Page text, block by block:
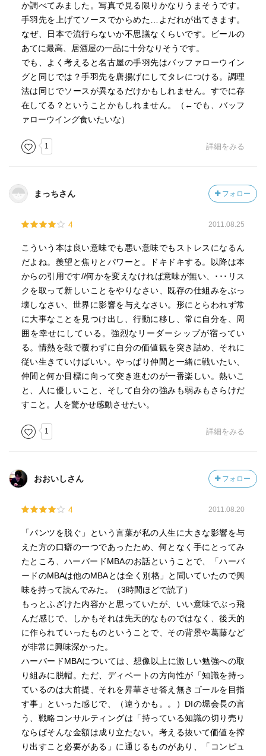
か調べてみました。写真で見る限りかなりうまそうです。
手羽先を上げてソースでからめた…よだれが出てきます。
なぜ、日本で流行らないか不思議なくらいです。ビールの
あてに最高、居酒屋の一品に十分なりそうです。
でも、よく考えると名古屋の手羽先はバッファローウイン
グと同じでは？手羽先を唐揚げにしてタレにつける。調理
法は同じでソースが異なるだけかもしれません。すでに存
在してる？ということかもしれません。（←でも、バッフ
ァローウイング食いたいな）
1 詳細をみる
まっちさん フォロー
4 2011.08.25
こういう本は良い意味でも悪い意味でもストレスになるん
だよね。羨望と焦りとパワーと。ドキドキする。以降は本
からの引用です//何かを変えなければ意味が無い、･･･リス
クを取って新しいことをやりなさい、既存の仕組みをぶっ
壊しなさい、世界に影響を与えなさい。形にとらわれず常
に大事なことを見つけ出し、行動に移し、常に自分を、周
囲を幸せにしている。強烈なリーダーシップが宿ってい
る。情熱を殻で覆わずに自分の価値観を突き詰め、それに
従い生きていけばいい。やっぱり仲間と一緒に戦いたい、
仲間と何か目標に向って突き進むのが一番楽しい。熱いこ
と、人に優しいこと、そして自分の強みも弱みもさらけだ
すこと。人を驚かせ感動させたい。
1 詳細をみる
おおいしさん フォロー
4 2011.08.20
「パンツを脱ぐ」という言葉が私の人生に大きな影響を与
えた方の口癖の一つであったため、何となく手にとってみ
たところ、ハーバードMBAのお話ということで、「ハーバ
ードのMBAは他のMBAとは全く別格」と聞いていたので興
味を持って読んでみた。（3時間ほどで読了）
もっとふざけた内容かと思っていたが、いい意味でぶっ飛
んだ感じで、しかもそれは先天的なものではなく、後天的
に作られていったものということで、その背景や葛藤など
が非常に興味深かった。
ハーバードMBAについては、想像以上に激しい勉強への取
り組みに脱帽。ただ、ディベートの方向性が「知識を持っ
ているのは大前提、それを昇華させ答え無きゴールを目指
す事」といった感じで、（違うかも。。）DIの堀会長の言
う、戦略コンサルティングは「持っている知識の切り売り
ならばそんな金額は成り立たない。考える抜いて価値を搾
り出すこと必要がある」に通じるものがあり、「コンピュ